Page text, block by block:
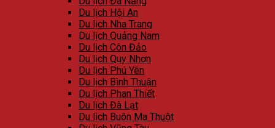
Du lịch Hội An
Du lịch Nha Trang
Du lịch Quảng Nam
Du lịch Côn Đảo
Du lịch Quy Nhơn
Du lịch Phú Yên
Du lịch Bình Thuận
Du lịch Phan Thiết
Du lịch Đà Lạt
Du lịch Buôn Ma Thuột